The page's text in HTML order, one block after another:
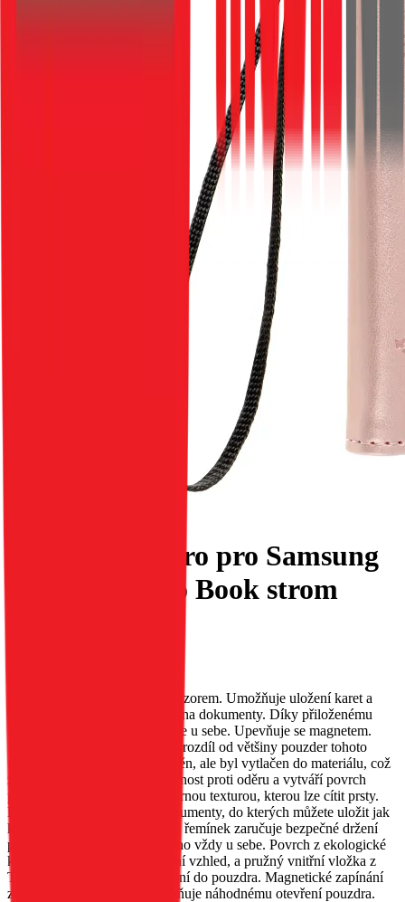
Flipové pouzdro pro Samsung
A36 5G Mezzo Book strom
Pouzdro MEZZO s reliéfním vzorem. Umožňuje uložení karet a
bankovek; má speciální kapsy na dokumenty. Díky přiloženému
řemínku jej můžete mít neustále u sebe. Upevňuje se magnetem.
Vzor na pouzdru MEZZO, na rozdíl od většiny pouzder tohoto
typu, nebyl malován ani vytištěn, ale byl vytlačen do materiálu, což
zajišťuje jeho trvanlivost, odolnost proti oděru a vytváří povrch
pouzdra s jemnou, nerovnoměrnou texturou, kterou lze cítit prsty.
Pouzdro má dvě kapsy na dokumenty, do kterých můžete uložit jak
karty, tak bankovky. Přiložený řemínek zaručuje bezpečné držení
pouzdra a umožňuje vám mít ho vždy u sebe. Povrch z ekologické
kůže dodává pouzdru elegantní vzhled, a pružný vnitřní vložka z
TPU usnadňuje vložení zařízení do pouzdra. Magnetické zapínání
zajišťuje pevné držení a zabraňuje náhodnému otevření pouzdra.